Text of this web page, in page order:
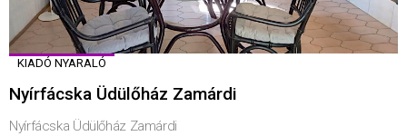
KIADÓ NYARALÓ
Nyírfácska Üdülőház Zamárdi
Nyírfácska Üdülőház Zamárdi